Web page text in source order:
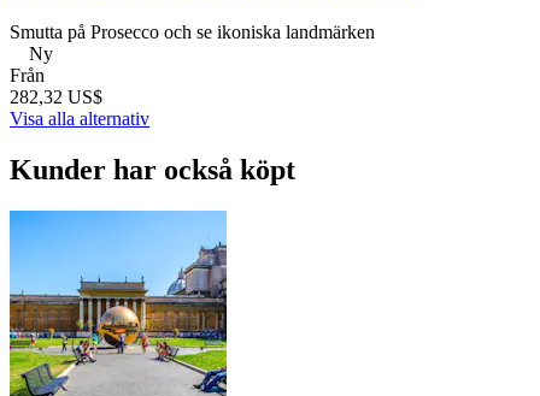
Smutta på Prosecco och se ikoniska landmärken
Ny
Från
282,32 US$
Visa alla alternativ
Kunder har också köpt